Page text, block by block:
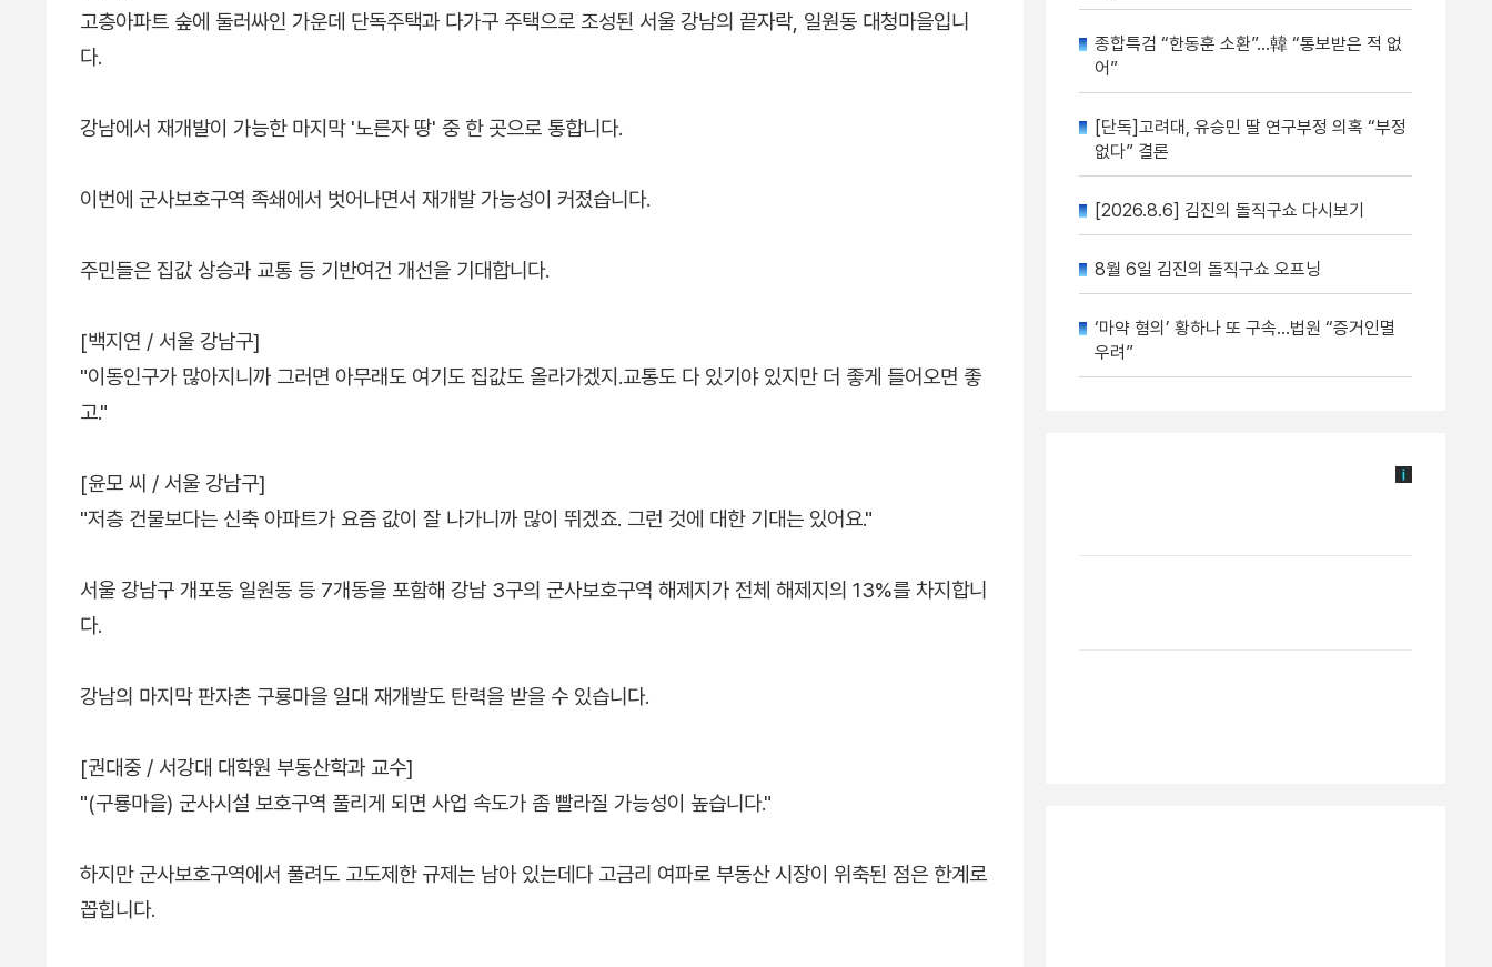
고층아파트 숲에 둘러싸인 가운데 단독주택과 다가구 주택으로 조성된 서울 강남의 끝자락, 일원동 대청마을입니
다.
강남에서 재개발이 가능한 마지막 '노른자 땅' 중 한 곳으로 통합니다.
이번에 군사보호구역 족쇄에서 벗어나면서 재개발 가능성이 커졌습니다.
주민들은 집값 상승과 교통 등 기반여건 개선을 기대합니다.
[백지연 / 서울 강남구]
"이동인구가 많아지니까 그러면 아무래도 여기도 집값도 올라가겠지.교통도 다 있기야 있지만 더 좋게 들어오면 좋
고."
[윤모 씨 / 서울 강남구]
"저층 건물보다는 신축 아파트가 요즘 값이 잘 나가니까 많이 뛰겠죠. 그런 것에 대한 기대는 있어요."
서울 강남구 개포동 일원동 등 7개동을 포함해 강남 3구의 군사보호구역 해제지가 전체 해제지의 13%를 차지합니
다.
강남의 마지막 판자촌 구룡마을 일대 재개발도 탄력을 받을 수 있습니다.
[권대중 / 서강대 대학원 부동산학과 교수]
"(구룡마을) 군사시설 보호구역 풀리게 되면 사업 속도가 좀 빨라질 가능성이 높습니다."
하지만 군사보호구역에서 풀려도 고도제한 규제는 남아 있는데다 고금리 여파로 부동산 시장이 위축된 점은 한계로
꼽힙니다.
종합특검 “한동훈 소환”…韓 “통보받은 적 없
어”
[단독]고려대, 유승민 딸 연구부정 의혹 “부정
없다” 결론
[2026.8.6] 김진의 돌직구쇼 다시보기
8월 6일 김진의 돌직구쇼 오프닝
‘마약 혐의’ 황하나 또 구속…법원 “증거인멸
우려”